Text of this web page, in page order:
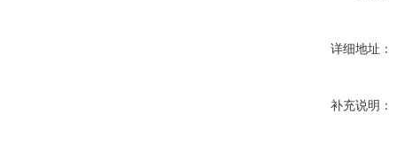
详细地址：
补充说明：